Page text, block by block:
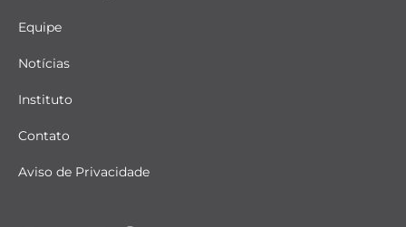
Equipe
Notícias
Instituto
Contato
Aviso de Privacidade